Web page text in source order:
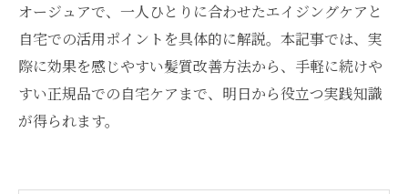
オージュアで、一人ひとりに合わせたエイジングケアと
自宅での活用ポイントを具体的に解説。本記事では、実
際に効果を感じやすい髪質改善方法から、手軽に続けや
すい正規品での自宅ケアまで、明日から役立つ実践知識
が得られます。